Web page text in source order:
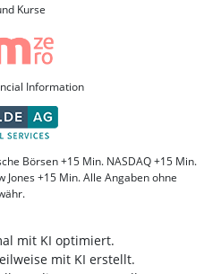
Kurse
Information
Börsen +15 Min. NASDAQ +15 Min.
Jones +15 Min. Alle Angaben ohne
mit KI optimiert.
mit KI erstellt.